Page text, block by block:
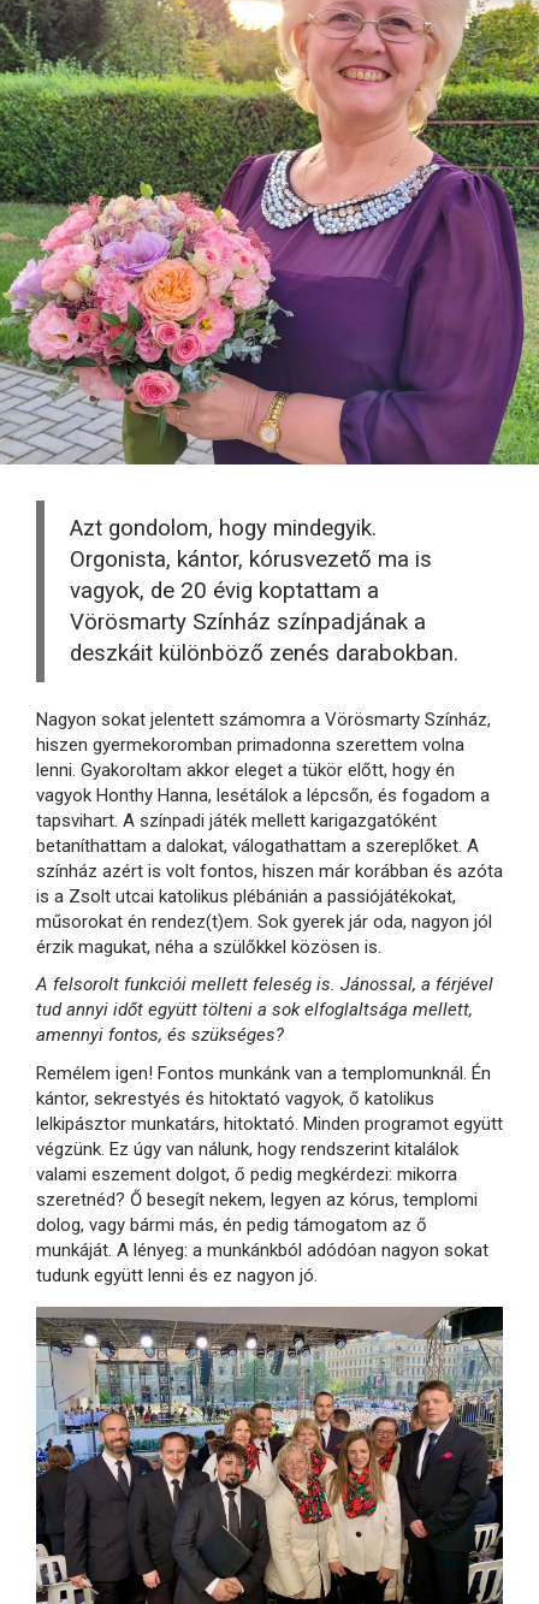
Azt gondolom, hogy mindegyik.
Orgonista, kántor, kórusvezető ma is
vagyok, de 20 évig koptattam a
Vörösmarty Színház színpadjának a
deszkáit különböző zenés darabokban.
Nagyon sokat jelentett számomra a Vörösmarty Színház,
hiszen gyermekoromban primadonna szerettem volna
lenni. Gyakoroltam akkor eleget a tükör előtt, hogy én
vagyok Honthy Hanna, lesétálok a lépcsőn, és fogadom a
tapsvihart. A színpadi játék mellett karigazgatóként
betaníthattam a dalokat, válogathattam a szereplőket. A
színház azért is volt fontos, hiszen már korábban és azóta
is a Zsolt utcai katolikus plébánián a passiójátékokat,
műsorokat én rendez(t)em. Sok gyerek jár oda, nagyon jól
érzik magukat, néha a szülőkkel közösen is.
A felsorolt funkciói mellett feleség is. Jánossal, a férjével
tud annyi időt együtt tölteni a sok elfoglaltsága mellett,
amennyi fontos, és szükséges?
Remélem igen! Fontos munkánk van a templomunknál. Én
kántor, sekrestyés és hitoktató vagyok, ő katolikus
lelkipásztor munkatárs, hitoktató. Minden programot együtt
végzünk. Ez úgy van nálunk, hogy rendszerint kitalálok
valami eszement dolgot, ő pedig megkérdezi: mikorra
szeretnéd? Ő besegít nekem, legyen az kórus, templomi
dolog, vagy bármi más, én pedig támogatom az ő
munkáját. A lényeg: a munkánkból adódóan nagyon sokat
tudunk együtt lenni és ez nagyon jó.